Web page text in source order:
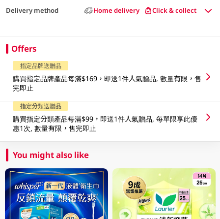
Delivery method Home delivery Click & collect
Offers
指定品牌送贈品
購買指定品牌產品每滿$169，即送1件人氣贈品, 數量有限，售
完即止
指定分類送贈品
購買指定分類產品每滿$99，即送1件人氣贈品, 每單限享此優
惠1次, 數量有限，售完即止
You might also like